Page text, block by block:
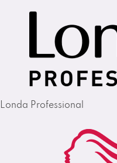
Londa Professional